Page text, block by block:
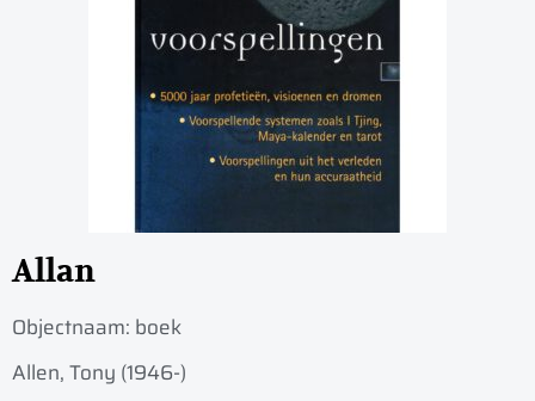
Allan
Objectnaam: boek
Allen, Tony (1946-)